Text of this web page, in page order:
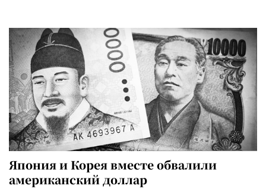
Япония и Корея вместе обвалили
американский доллар